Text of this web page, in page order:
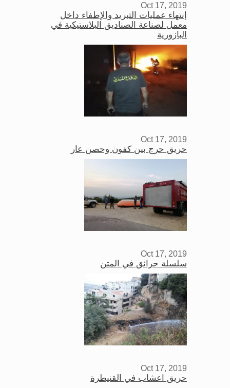
Oct 17, 2019
إنتهاء عمليات التبريد والإطفاء داخل
معمل لصناعة الصناديق البلاستيكية في
البازورية
Oct 17, 2019
حريق حرج بين كفون وحصن عار
Oct 17, 2019
سلسلة حرائق في المتن
Oct 17, 2019
حريق اعشاب في القنيطرة